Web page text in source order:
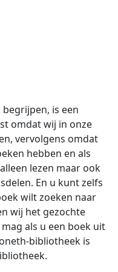
is een
omdat wij in onze
vervolgens omdat
hebben en als
lezen maar ook
En u kunt zelfs
wilt zoeken naar
wij het gezochte
als u een boek uit
bibliotheek is